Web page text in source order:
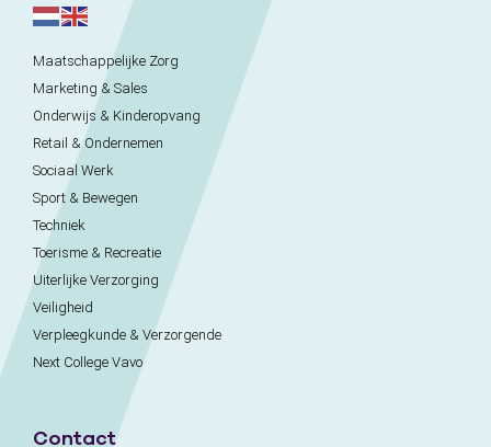
Maatschappelijke Zorg
Marketing & Sales
Onderwijs & Kinderopvang
Retail & Ondernemen
Sociaal Werk
Sport & Bewegen
Techniek
Toerisme & Recreatie
Uiterlijke Verzorging
Veiligheid
Verpleegkunde & Verzorgende
Next College Vavo
Contact